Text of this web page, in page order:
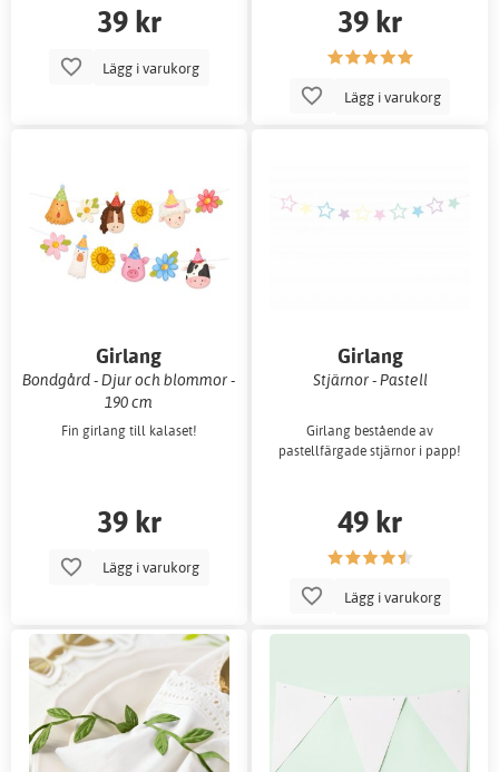
39 kr
Lägg i varukorg
39 kr
Lägg i varukorg
Girlang
Bondgård - Djur och blommor -
190 cm
Fin girlang till kalaset!
39 kr
Lägg i varukorg
Girlang
Stjärnor - Pastell
Girlang bestående av
pastellfärgade stjärnor i papp!
49 kr
Lägg i varukorg